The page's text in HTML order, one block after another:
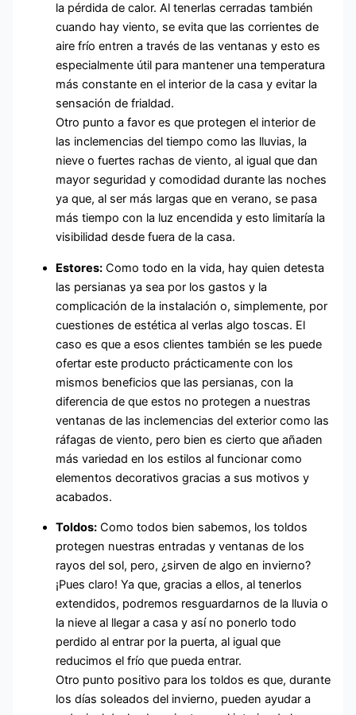
la pérdida de calor. Al tenerlas cerradas también
cuando hay viento, se evita que las corrientes de
aire frío entren a través de las ventanas y esto es
especialmente útil para mantener una temperatura
más constante en el interior de la casa y evitar la
sensación de frialdad.
Otro punto a favor es que protegen el interior de
las inclemencias del tiempo como las lluvias, la
nieve o fuertes rachas de viento, al igual que dan
mayor seguridad y comodidad durante las noches
ya que, al ser más largas que en verano, se pasa
más tiempo con la luz encendida y esto limitaría la
visibilidad desde fuera de la casa.
Estores: Como todo en la vida, hay quien detesta
las persianas ya sea por los gastos y la
complicación de la instalación o, simplemente, por
cuestiones de estética al verlas algo toscas. El
caso es que a esos clientes también se les puede
ofertar este producto prácticamente con los
mismos beneficios que las persianas, con la
diferencia de que estos no protegen a nuestras
ventanas de las inclemencias del exterior como las
ráfagas de viento, pero bien es cierto que añaden
más variedad en los estilos al funcionar como
elementos decorativos gracias a sus motivos y
acabados.
Toldos: Como todos bien sabemos, los toldos
protegen nuestras entradas y ventanas de los
rayos del sol, pero, ¿sirven de algo en invierno?
¡Pues claro! Ya que, gracias a ellos, al tenerlos
extendidos, podremos resguardarnos de la lluvia o
la nieve al llegar a casa y así no ponerlo todo
perdido al entrar por la puerta, al igual que
reducimos el frío que pueda entrar.
Otro punto positivo para los toldos es que, durante
los días soleados del invierno, pueden ayudar a